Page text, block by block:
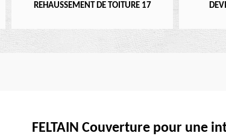
REHAUSSEMENT DE TOITURE 17 DEVIS FUITE
FELTAIN Couverture pour une